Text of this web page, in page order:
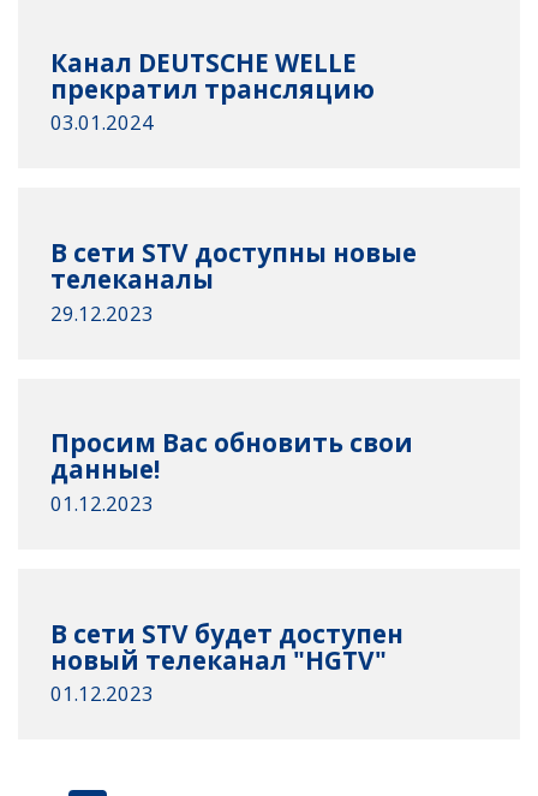
Канал DEUTSCHE WELLE
прекратил трансляцию
03.01.2024
В сети STV доступны новые
телеканалы
29.12.2023
Просим Вас обновить свои
данные!
01.12.2023
В сети STV будет доступен
новый телеканал "HGTV"
01.12.2023